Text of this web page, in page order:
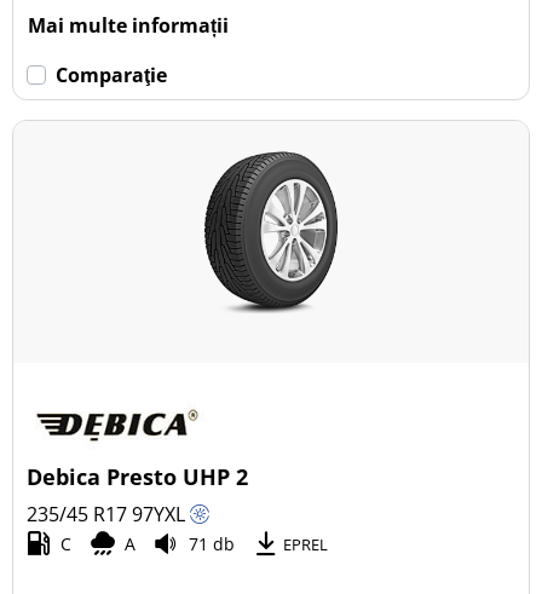
Mai multe informații
Comparaţie
Debica Presto UHP 2
235/45 R1797YXL
C A 71 db EPREL